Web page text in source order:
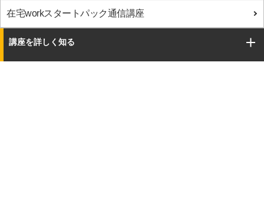
在宅workスタートパック通信講座
講座を詳しく知る